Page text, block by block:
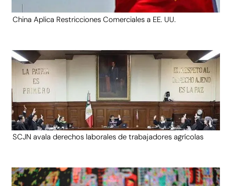
China Aplica Restricciones Comerciales a EE. UU.
SCJN avala derechos laborales de trabajadores agrícolas